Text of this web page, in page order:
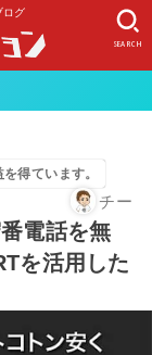
ログ
SEARCH
得ています。
チー
電話を無
を活用した